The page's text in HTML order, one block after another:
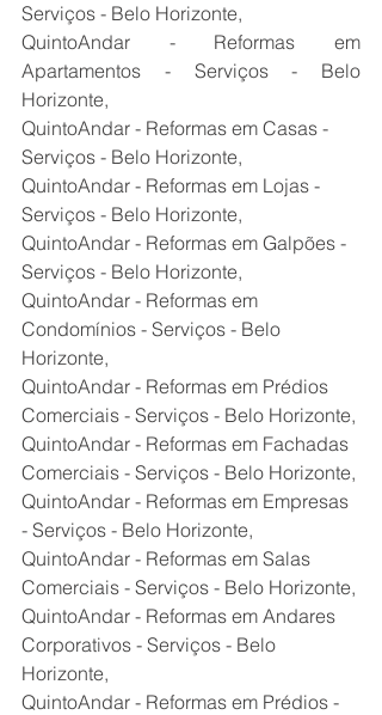
Serviços - Belo Horizonte,
QuintoAndar - Reformas em
Apartamentos - Serviços - Belo
Horizonte,
QuintoAndar - Reformas em Casas -
Serviços - Belo Horizonte,
QuintoAndar - Reformas em Lojas -
Serviços - Belo Horizonte,
QuintoAndar - Reformas em Galpões -
Serviços - Belo Horizonte,
QuintoAndar - Reformas em
Condomínios - Serviços - Belo
Horizonte,
QuintoAndar - Reformas em Prédios
Comerciais - Serviços - Belo Horizonte,
QuintoAndar - Reformas em Fachadas
Comerciais - Serviços - Belo Horizonte,
QuintoAndar - Reformas em Empresas
- Serviços - Belo Horizonte,
QuintoAndar - Reformas em Salas
Comerciais - Serviços - Belo Horizonte,
QuintoAndar - Reformas em Andares
Corporativos - Serviços - Belo
Horizonte,
QuintoAndar - Reformas em Prédios -